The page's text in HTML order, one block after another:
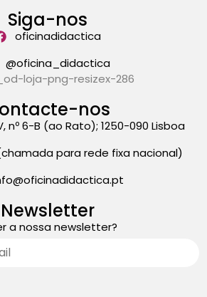
Siga-nos
oficinadidactica
@oficina_didactica
nos
nº 6-B (ao Rato); 1250-090 Lisboa
para rede fixa nacional)
Newsletter
a nossa newsletter?